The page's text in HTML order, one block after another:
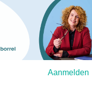
Aanmelden